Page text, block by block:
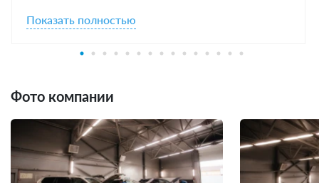
Показать полностью
Фото компании